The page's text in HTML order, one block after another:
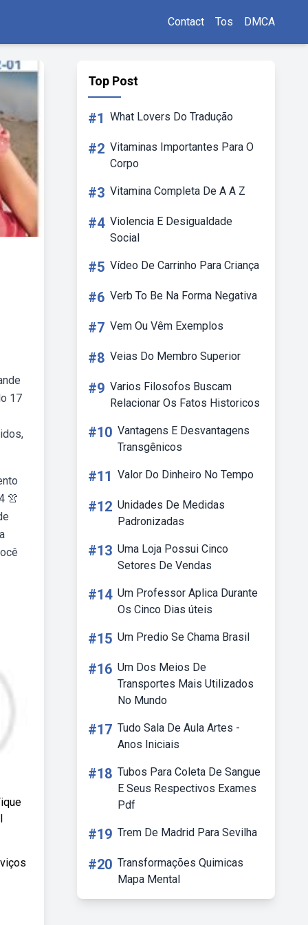
Contact Tos DMCA
17
👚
Top Post
#1 What Lovers Do Tradução
#2 Vitaminas Importantes Para O
Corpo
#3 Vitamina Completa De A A Z
#4 Violencia E Desigualdade
Social
#5 Vídeo De Carrinho Para Criança
#6 Verb To Be Na Forma Negativa
#7 Vem Ou Vêm Exemplos
#8 Veias Do Membro Superior
#9 Varios Filosofos Buscam
Relacionar Os Fatos Historicos
#10 Vantagens E Desvantagens
Transgênicos
#11 Valor Do Dinheiro No Tempo
#12 Unidades De Medidas
Padronizadas
#13 Uma Loja Possui Cinco
Setores De Vendas
#14 Um Professor Aplica Durante
Os Cinco Dias úteis
#15 Um Predio Se Chama Brasil
#16 Um Dos Meios De
Transportes Mais Utilizados
No Mundo
#17 Tudo Sala De Aula Artes -
Anos Iniciais
#18 Tubos Para Coleta De Sangue
E Seus Respectivos Exames
Pdf
#19 Trem De Madrid Para Sevilha
#20 Transformações Quimicas
Mapa Mental